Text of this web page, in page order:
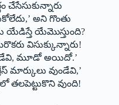
చేసేసుకున్నారు
అని గొంతు
యేడిస్తే యేమొస్తుంది?
విసుక్కున్నారు!
మూడో అయిదో.’
మార్కులు వుండేవి,’
వుంది!